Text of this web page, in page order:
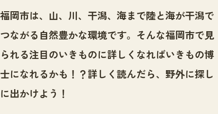
センター紹介TOP
サイトポリシー
プライバシーポリシー
ニュースTOP
市の取組み
いきものガイド
いきものガイドTOP
注目のいきもの
生物多様性のめぐみ
イベント
いきもの調査隊
調査レポート
福岡市は、山、川、干潟、海まで陸と海が干潟で
つながる自然豊かな環境です。 そんな福岡市で見
られる注目のいきものに詳しくなればいきもの博
士になれるかも！？詳しく読んだら、野外に探し
に出かけよう！